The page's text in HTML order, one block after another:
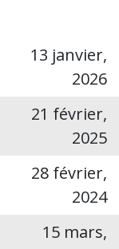
13 janvier,
2026
21 février,
2025
28 février,
2024
15 mars,